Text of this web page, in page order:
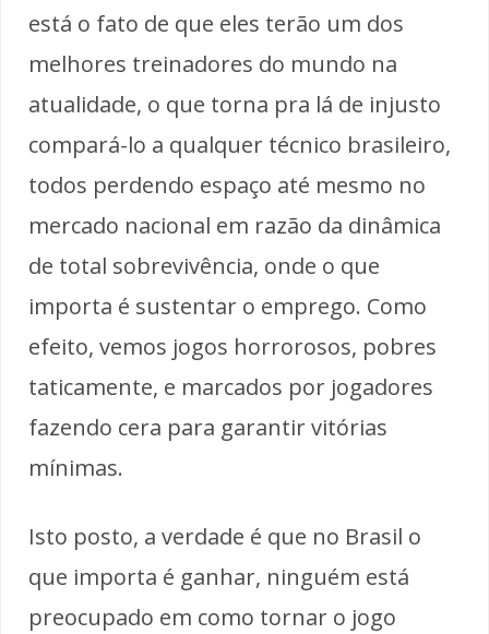
está o fato de que eles terão um dos
melhores treinadores do mundo na
atualidade, o que torna pra lá de injusto
compará-lo a qualquer técnico brasileiro,
todos perdendo espaço até mesmo no
mercado nacional em razão da dinâmica
de total sobrevivência, onde o que
importa é sustentar o emprego. Como
efeito, vemos jogos horrorosos, pobres
taticamente, e marcados por jogadores
fazendo cera para garantir vitórias
mínimas.
Isto posto, a verdade é que no Brasil o
que importa é ganhar, ninguém está
preocupado em como tornar o jogo